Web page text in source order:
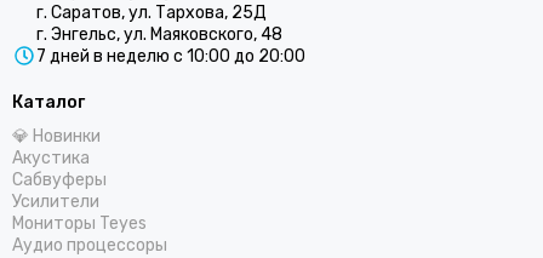
г. Саратов, ул. Тархова, 25Д
г. Энгельс, ул. Маяковского, 48
7 дней в неделю с 10:00 до 20:00
Каталог
💎 Новинки
Акустика
Сабвуферы
Усилители
Мониторы Teyes
Аудио процессоры